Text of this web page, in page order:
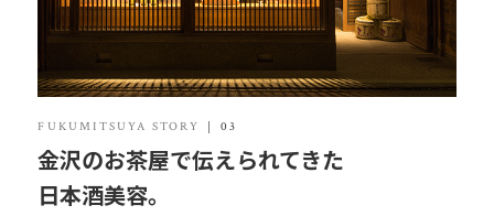
FUKUMITSUYA STORY 03
金沢のお茶屋で伝えられてきた
日本酒美容。